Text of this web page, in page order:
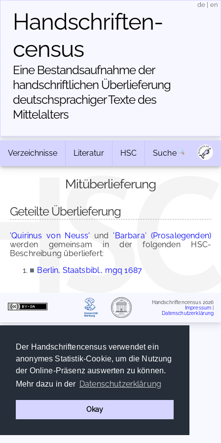
Der Handschriftencensus verwendet ein
anonymes Statistik-Cookie, um die Nutzung
der Online-Präsenz auswerten zu können.
Mehr dazu in der Datenschutzerklärung
Okay
Handschriften­
census
Eine Bestandsaufnahme der
handschriftlichen Über­lieferung
deutschsprachiger Texte des
Mittelalters
de en
Verzeichnisse Literatur HSC Suche
Mitüberlieferung
Geteilte Überlieferung
'Quirinus von Neuss' und 'Barbara' (Prosalegenden)
werden gemeinsam in der folgenden HSC-
Beschreibung überliefert:
■ Berlin, Staatsbibl., mgq 1687
Handschriftencensus 2026
Impressum
Datenschutzerklärung